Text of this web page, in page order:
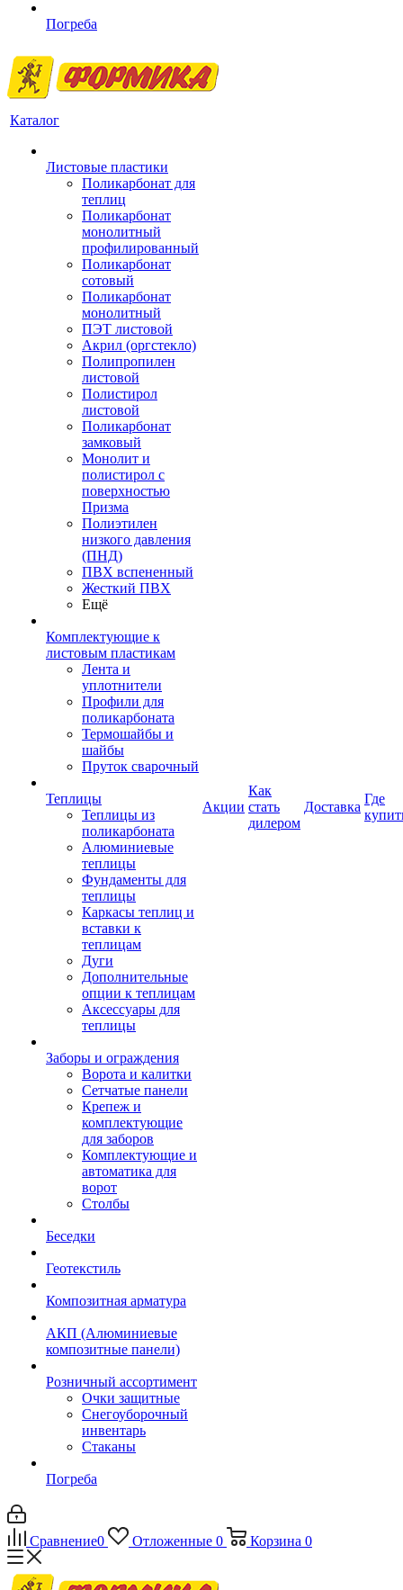
Погреба
Каталог
Листовые пластики
Поликарбонат для
теплиц
Поликарбонат
монолитный
профилированный
Поликарбонат
сотовый
Поликарбонат
монолитный
ПЭТ листовой
Акрил (оргстекло)
Полипропилен
листовой
Полистирол
листовой
Поликарбонат
замковый
Монолит и
полистирол с
поверхностью
Призма
Полиэтилен
низкого давления
(ПНД)
ПВХ вспененный
Жесткий ПВХ
Ещё
Комплектующие к
листовым пластикам
Лента и
уплотнители
Профили для
поликарбоната
Термошайбы и
шайбы
Пруток сварочный
Теплицы
Теплицы из
поликарбоната
Алюминиевые
теплицы
Фундаменты для
теплицы
Каркасы теплиц и
вставки к
теплицам
Дуги
Дополнительные
опции к теплицам
Аксессуары для
теплицы
Заборы и ограждения
Ворота и калитки
Сетчатые панели
Крепеж и
комплектующие
для заборов
Комплектующие и
автоматика для
ворот
Столбы
Беседки
Геотекстиль
Композитная арматура
АКП (Алюминиевые
композитные панели)
Розничный ассортимент
Очки защитные
Снегоуборочный
инвентарь
Стаканы
Погреба
Акции
Как
стать
дилером
Доставка
Где
Сравнение0 Отложенные 0 Корзина 0